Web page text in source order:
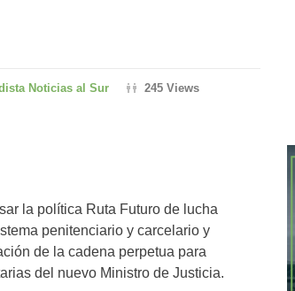
Noticias al Sur
245 Views
la política Ruta Futuro de lucha
penitenciario y carcelario y
de la cadena perpetua para
del nuevo Ministro de Justicia.